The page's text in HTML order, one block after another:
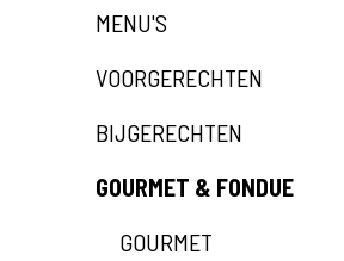
MENU'S
VOORGERECHTEN
BIJGERECHTEN
GOURMET & FONDUE
GOURMET